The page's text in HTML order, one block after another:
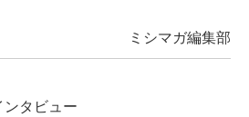
ミシマガ編集部
タビュー